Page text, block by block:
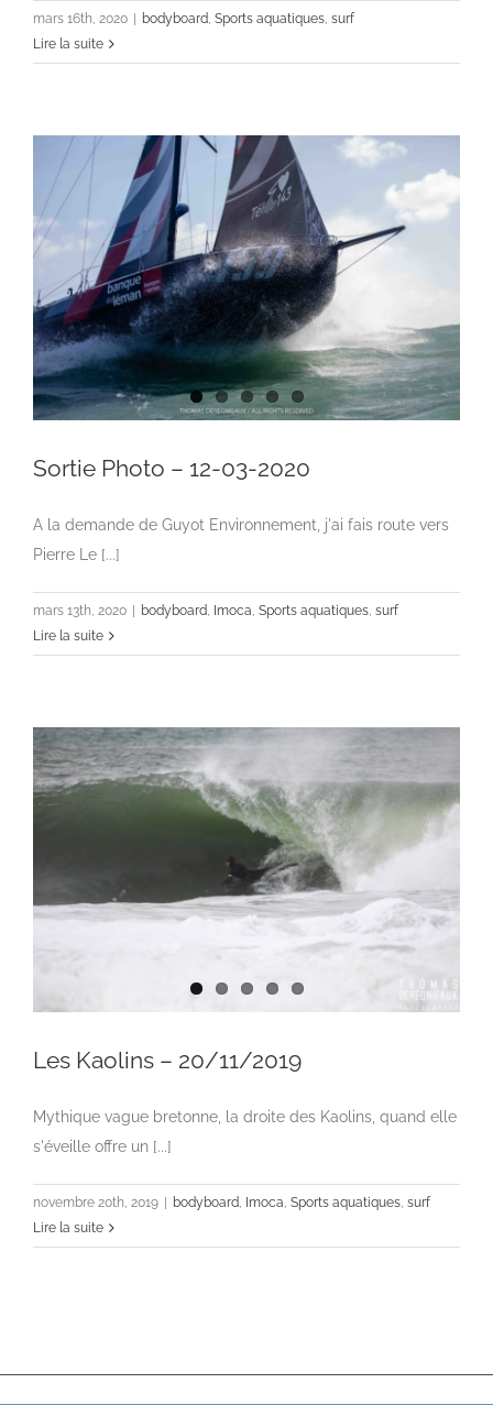
mars 16th, 2020 bodyboard, Sports aquatiques, surf
Lire la suite
Sortie Photo – 12-03-2020
A la demande de Guyot Environnement, j'ai fais route vers
Pierre Le [...]
mars 13th, 2020 bodyboard, Imoca, Sports aquatiques, surf
Lire la suite
Les Kaolins – 20/11/2019
Mythique vague bretonne, la droite des Kaolins, quand elle
s'éveille offre un [...]
novembre 20th, 2019 bodyboard, Imoca, Sports aquatiques, surf
Lire la suite